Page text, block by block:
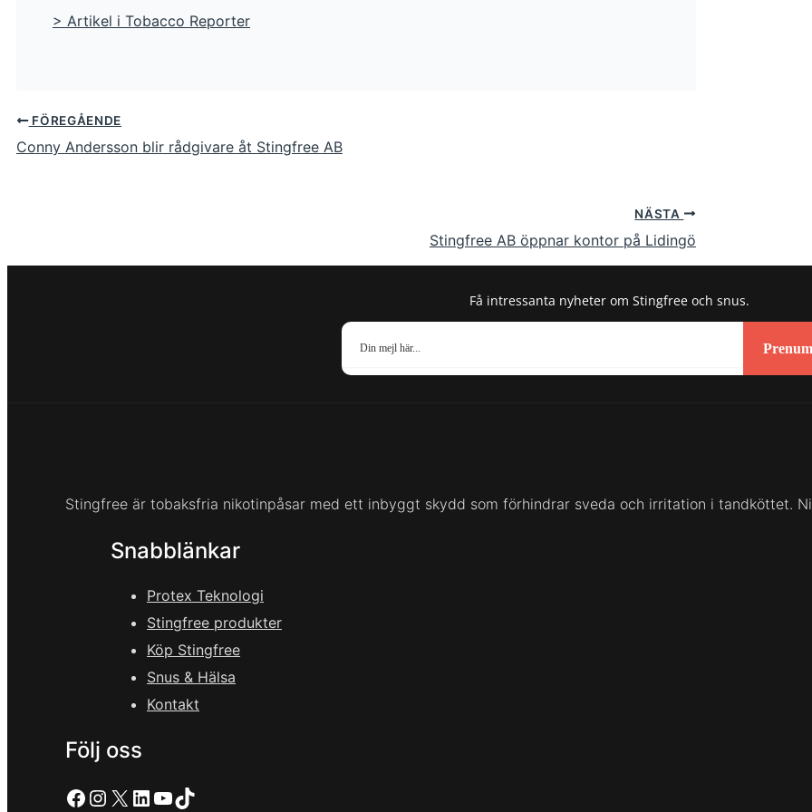
> Artikel i Tobacco Reporter
FÖREGÅENDE
Conny Andersson blir rådgivare åt Stingfree AB
NÄSTA
Stingfree AB öppnar kontor på Lidingö
Få intressanta nyheter om Stingfree och snus.
Stingfree är tobaksfria nikotinpåsar med ett inbyggt skydd som förhindrar sveda och irritation i tandköttet.
Snabblänkar
Protex Teknologi
Stingfree produkter
Köp Stingfree
Snus & Hälsa
Kontakt
Följ oss
Facebook
Instagram
X LinkedIn
YouTube
TikTok